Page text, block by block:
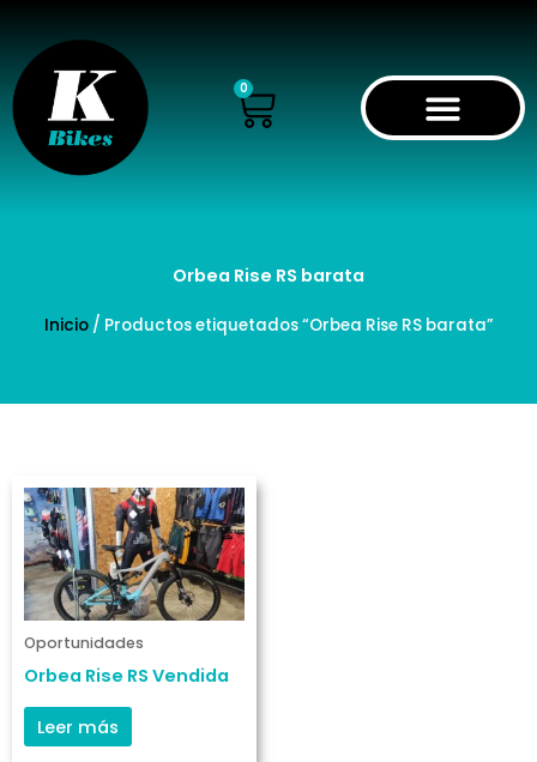
contenido
0
Cart
Orbea Rise RS barata
Inicio/ Productos etiquetados “Orbea Rise RS barata”
Oportunidades
Orbea Rise RS Vendida
Leer más